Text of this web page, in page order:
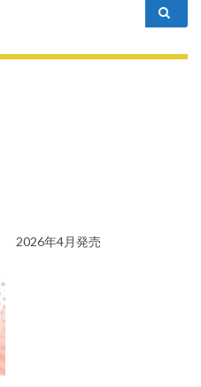
2026年4月発売